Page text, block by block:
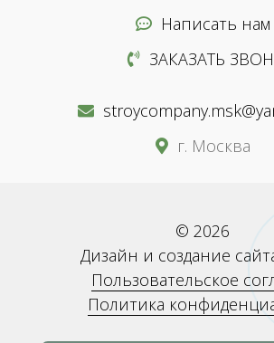
Написать нам
ЗАКАЗАТЬ
г. Москва
© 2026
Дизайн и создание
Пользовательское
Политика